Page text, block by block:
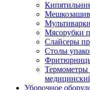
Мясорубки
Слайсеры
Столы
Термометры
Уборочное